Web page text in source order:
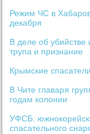
Режим ЧС в
декабря
В деле об
трупа и признание
Крымские
В Чите главаря
годам колонии
УФСБ:
спасательного